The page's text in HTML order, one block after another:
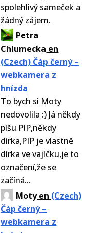
spolehlivý sameček a
žádný zájem.
Petra
Chlumecka en
(Czech) Čáp černý –
webkamera z
hnízda
To bych si Moty
nedovolila :) Já někdy
píšu PIP,někdy
dírka,PIP je vlastně
dírka ve vajíčku,je to
označení,že se
začíná...
Motyen (Czech)
Čáp černý –
webkamera z